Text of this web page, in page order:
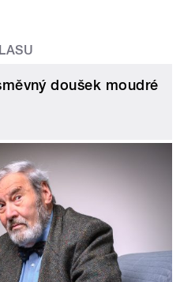
doušek moudré